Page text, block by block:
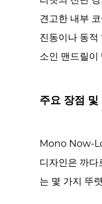
견고한 내부
진동이나 동적
소인 맨드릴이
주요 장점 및
Mono Now-
디자인은 까다
는 몇 가지 뚜